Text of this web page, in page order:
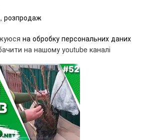
розпродаж
на обробку персональних даних
на нашому youtube каналі